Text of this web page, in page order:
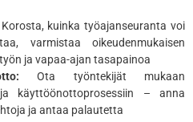
Korosta, kuinka työajanseuranta voi
varmistaa oikeudenmukaisen
ja vapaa-ajan tasapainoa
Ota työntekijät mukaan
käyttöönottoprosessiin – anna
ja antaa palautetta